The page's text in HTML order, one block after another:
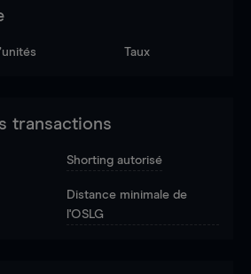
Taux
transactions
Shorting autorisé
Distance minimale de
l'OSLG